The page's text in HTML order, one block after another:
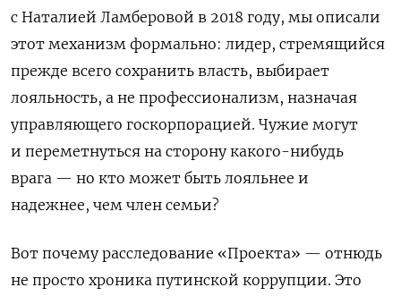
с Наталией Ламберовой в 2018 году, мы описали
этот механизм формально: лидер, стремящийся
прежде всего сохранить власть, выбирает
лояльность, а не профессионализм, назначая
управляющего госкорпорацией. Чужие могут
и переметнуться на сторону какого-нибудь
врага — но кто может быть лояльнее и
надежнее, чем член семьи?
Вот почему расследование «Проекта» — отнюдь
не просто хроника путинской коррупции. Это